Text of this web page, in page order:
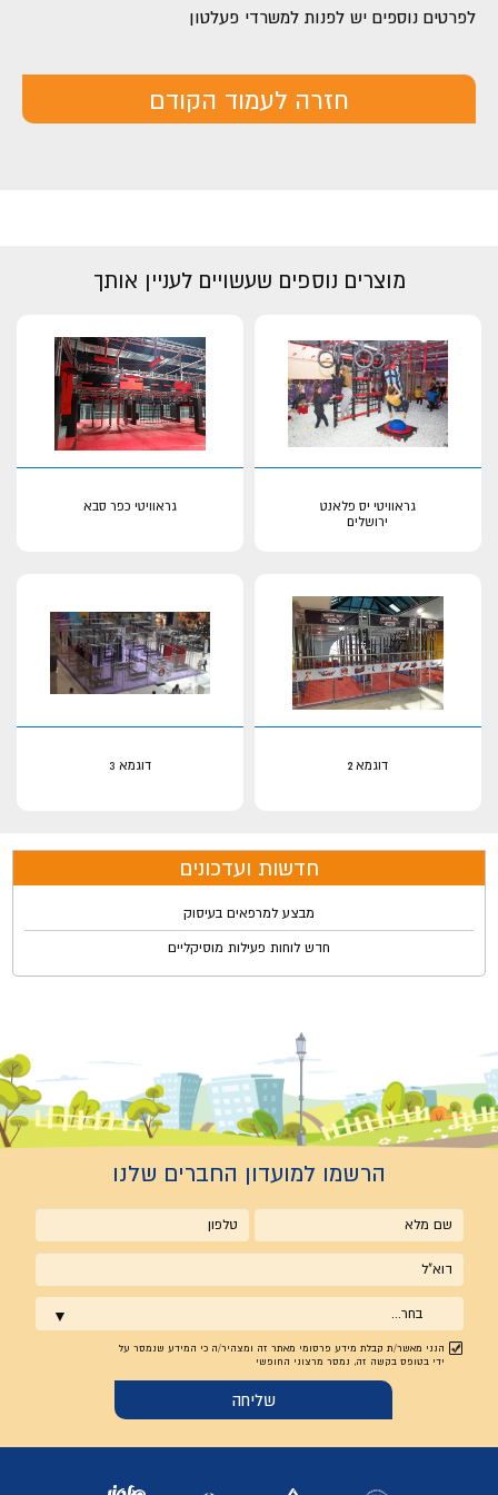
לפרטים נוספים יש לפנות למשרדי פעלטון
חזרה לעמוד הקודם
מוצרים נוספים שעשויים לעניין אותך
גראוויטי יס פלאנט
ירושלים
גראוויטי כפר סבא
דוגמא 2 דוגמא 3
חדשות ועדכונים
מבצע למרפאים בעיסוק
חדש לוחות פעילות מוסיקליים
הרשמו למועדון החברים שלנו
שם
מלא
טלפון
אימייל
בחר...
הנני מאשר/ת קבלת מידע פרסומי מאתר זה ומצהיר/ה כי המידע שנמסר על
ידי בטופס בקשה זה, נמסר מרצוני החופשי